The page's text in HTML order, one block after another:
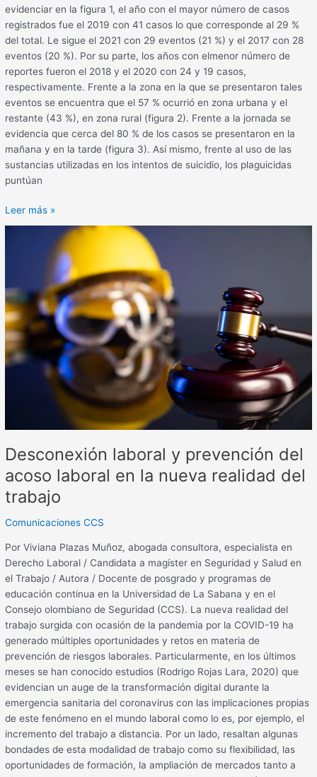
evidenciar en la figura 1, el año con el mayor número de casos
registrados fue el 2019 con 41 casos lo que corresponde al 29 %
del total. Le sigue el 2021 con 29 eventos (21 %) y el 2017 con 28
eventos (20 %). Por su parte, los años con elmenor número de
reportes fueron el 2018 y el 2020 con 24 y 19 casos,
respectivamente. Frente a la zona en la que se presentaron tales
eventos se encuentra que el 57 % ocurrió en zona urbana y el
restante (43 %), en zona rural (figura 2). Frente a la jornada se
evidencia que cerca del 80 % de los casos se presentaron en la
mañana y en la tarde (figura 3). Así mismo, frente al uso de las
sustancias utilizadas en los intentos de suicidio, los plaguicidas
puntúan
Leer más »
Desconexión laboral y prevención del
acoso laboral en la nueva realidad del
trabajo
Comunicaciones CCS
Por Viviana Plazas Muñoz, abogada consultora, especialista en
Derecho Laboral / Candidata a magíster en Seguridad y Salud en
el Trabajo / Autora / Docente de posgrado y programas de
educación continua en la Universidad de La Sabana y en el
Consejo olombiano de Seguridad (CCS). La nueva realidad del
trabajo surgida con ocasión de la pandemia por la COVID-19 ha
generado múltiples oportunidades y retos en materia de
prevención de riesgos laborales. Particularmente, en los últimos
meses se han conocido estudios (Rodrigo Rojas Lara, 2020) que
evidencian un auge de la transformación digital durante la
emergencia sanitaria del coronavirus con las implicaciones propias
de este fenómeno en el mundo laboral como lo es, por ejemplo, el
incremento del trabajo a distancia. Por un lado, resaltan algunas
bondades de esta modalidad de trabajo como su flexibilidad, las
oportunidades de formación, la ampliación de mercados tanto a
Desconexión
del
acoso
laboral
en
la